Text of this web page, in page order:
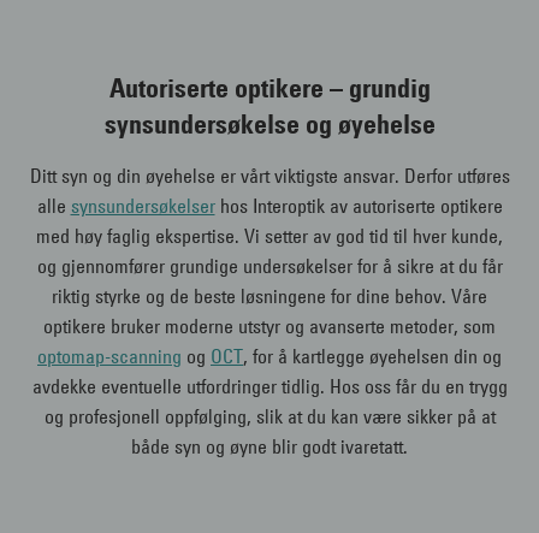
Autoriserte optikere – grundig
synsundersøkelse og øyehelse
Ditt syn og din øyehelse er vårt viktigste ansvar. Derfor utføres
alle synsundersøkelserhos Interoptik av autoriserte optikere
med høy faglig ekspertise. Vi setter av god tid til hver kunde,
og gjennomfører grundige undersøkelser for å sikre at du får
riktig styrke og de beste løsningene for dine behov. Våre
optikere bruker moderne utstyr og avanserte metoder, som
optomap-scanning og OCT, for å kartlegge øyehelsen din og
avdekke eventuelle utfordringer tidlig. Hos oss får du en trygg
og profesjonell oppfølging, slik at du kan være sikker på at
både syn og øyne blir godt ivaretatt.